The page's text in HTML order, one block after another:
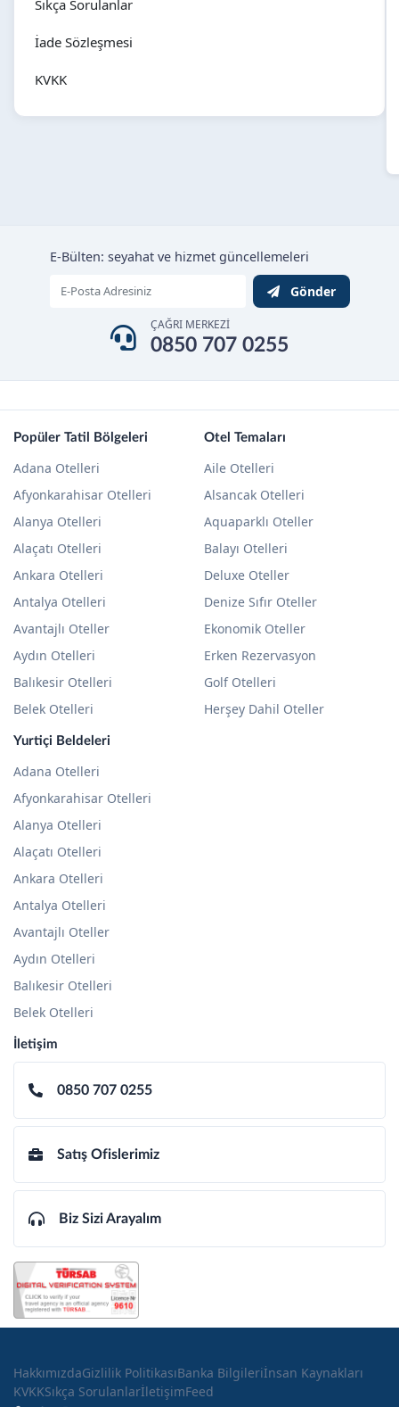
Sıkça Sorulanlar
İade Sözleşmesi
KVKK
E-Bülten: seyahat ve hizmet güncellemeleri
Gönder
ÇAĞRI MERKEZİ
0850 707 0255
Popüler Tatil Bölgeleri
Adana Otelleri
Afyonkarahisar Otelleri
Alanya Otelleri
Alaçatı Otelleri
Ankara Otelleri
Antalya Otelleri
Avantajlı Oteller
Aydın Otelleri
Balıkesir Otelleri
Belek Otelleri
Otel Temaları
Aile Otelleri
Alsancak Otelleri
Aquaparklı Oteller
Balayı Otelleri
Deluxe Oteller
Denize Sıfır Oteller
Ekonomik Oteller
Erken Rezervasyon
Golf Otelleri
Herşey Dahil Oteller
Yurtiçi Beldeleri
Adana Otelleri
Afyonkarahisar Otelleri
Alanya Otelleri
Alaçatı Otelleri
Ankara Otelleri
Antalya Otelleri
Avantajlı Oteller
Aydın Otelleri
Balıkesir Otelleri
Belek Otelleri
İletişim
0850 707 0255
Satış Ofislerimiz
Biz Sizi Arayalım
HakkımızdaGizlilik PolitikasıBanka Bilgileriİnsan Kaynakları
KVKKSıkça SorulanlarİletişimFeed